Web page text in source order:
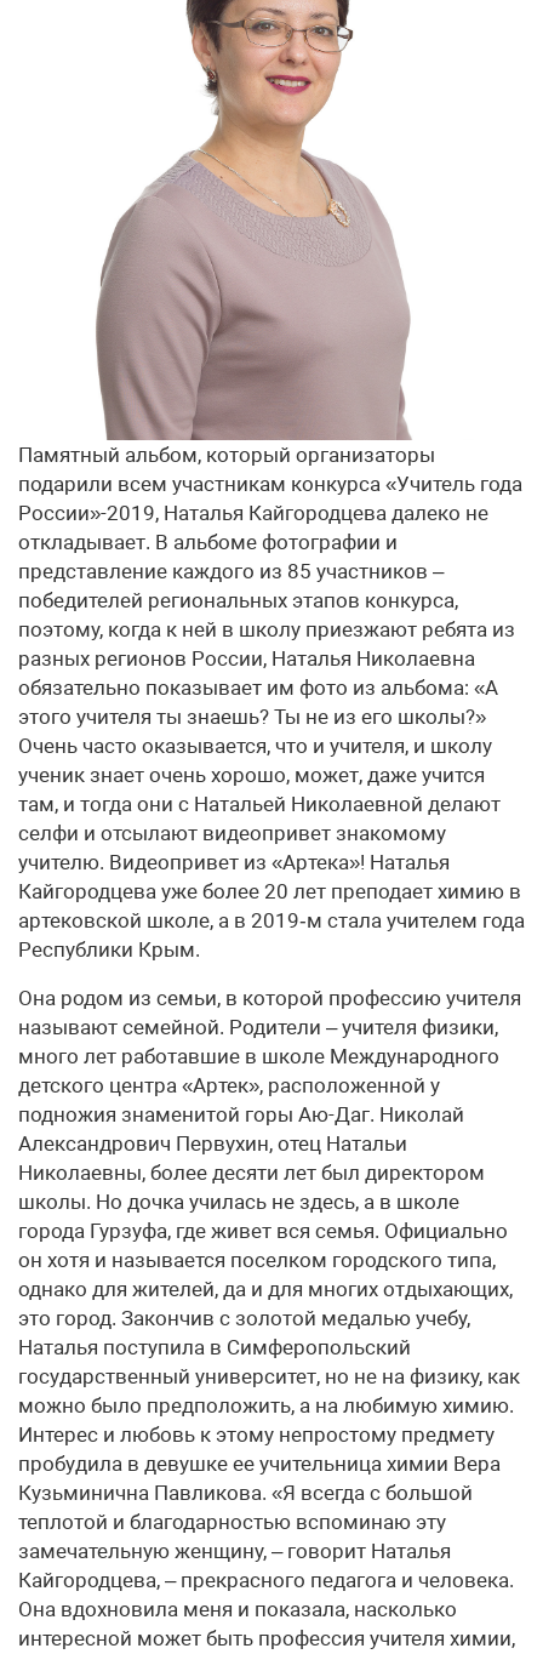
Памятный альбом, который организаторы
подарили всем участникам конкурса «Учитель года
России»-2019, Наталья Кайгородцева далеко не
откладывает. В альбоме фотографии и
представление каждого из 85 участников –
победителей региональных этапов конкурса,
поэтому, когда к ней в школу приезжают ребята из
разных регионов России, Наталья Николаевна
обязательно показывает им фото из альбома: «А
этого учителя ты знаешь? Ты не из его школы?»
Очень часто оказывается, что и учителя, и школу
ученик знает очень хорошо, может, даже учится
там, и тогда они с Натальей Николаевной делают
селфи и отсылают видеопривет знакомому
учителю. Видеопривет из «Артека»! Наталья
Кайгородцева уже более 20 лет преподает химию в
артековской школе, а в 2019‑м стала учителем года
Республики Крым.
Она родом из семьи, в которой профессию учителя
называют семейной. Родители – учителя физики,
много лет работавшие в школе Международного
детского центра «Артек», расположенной у
подножия знаменитой горы Аю-Даг. Николай
Александрович Первухин, отец Натальи
Николаевны, более десяти лет был директором
школы. Но дочка училась не здесь, а в школе
города Гурзуфа, где живет вся семья. Официально
он хотя и называется поселком городского типа,
однако для жителей, да и для многих отдыхающих,
это город. Закончив с золотой медалью учебу,
Наталья поступила в Симферопольский
государственный университет, но не на физику, как
можно было предположить, а на любимую химию.
Интерес и любовь к этому непростому предмету
пробудила в девушке ее учительница химии Вера
Кузьминична Павликова. «Я всегда с большой
теплотой и благодарностью вспоминаю эту
замечательную женщину, – говорит Наталья
Кайгородцева, – прекрасного педагога и человека.
Она вдохновила меня и показала, насколько
интересной может быть профессия учителя химии,